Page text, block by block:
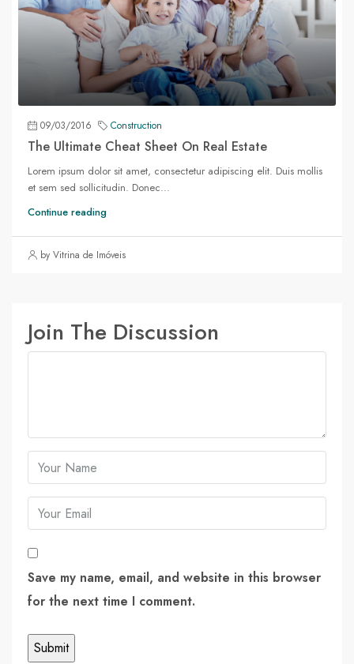
09/03/2016 Construction
The Ultimate Cheat Sheet On Real Estate
Lorem ipsum dolor sit amet, consectetur adipiscing elit. Duis mollis
et sem sed sollicitudin. Donec...
Continue reading
by Vitrina de Imóveis
Join The Discussion
Save my name, email, and website in this browser
for the next time I comment.